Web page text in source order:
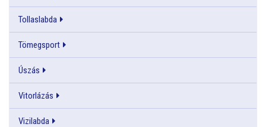
Tollaslabda
Tömegsport
Úszás
Vitorlázás
Vizilabda